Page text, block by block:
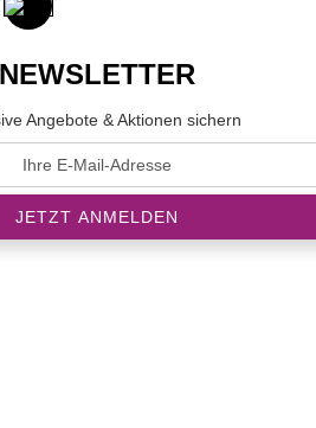
NEWSLETTER
Angebote & Aktionen sichern